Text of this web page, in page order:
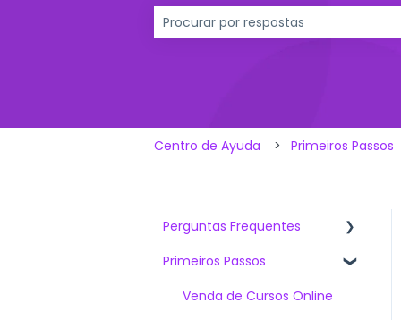
Centro de Ayuda Primeiros Passos
Perguntas Frequentes
Artigos mais vistos
O que devo saber ao
Primeiros Passos
Venda de Cursos Online